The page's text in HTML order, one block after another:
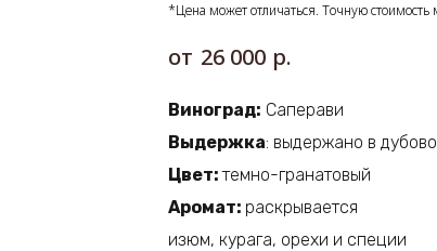
*Цена может отличаться. Точную стоимость
26 000 р.
Виноград: Саперави
Выдержка: выдержано в
Цвет:темно-гранатовый
Аромат: раскрывается
изюм, курага, орехи и специи